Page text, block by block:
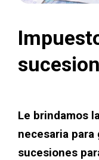
Le brindamos
necesaria
sucesiones